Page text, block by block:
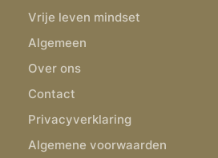
Vrije leven mindset
Algemeen
Over ons
Contact
Privacyverklaring
Algemene voorwaarden